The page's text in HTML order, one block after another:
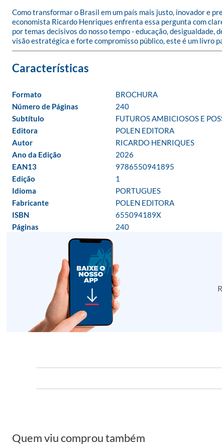
Como transformar o Brasil em um país mais justo, inovador e
economista Ricardo Henriques enfrenta essa pergunta com
por temas decisivos do nosso tempo - educação,
visão estratégica e forte compromisso público, este é um livro
Formato
BROCHURA
Número de Páginas
240
Subtítulo
FUTUROS AMBICIOSOS E
Editora
POLEN EDITORA
Autor
RICARDO HENRIQUES
Ano da Edição
2026
EAN13
9786550941895
Edição
1
Idioma
PORTUGUES
Fabricante
POLEN EDITORA
ISBN
655094189X
Páginas
240
Quem viu comprou também